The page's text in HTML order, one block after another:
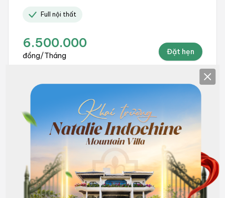
Full nội thất
6.500.000
đồng/Tháng Đặt hẹn